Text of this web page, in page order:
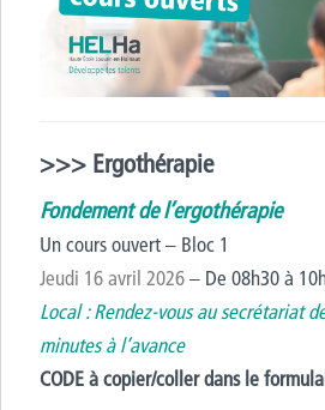
>>> Ergothérapie
Fondement de l’ergothérapie
Un cours ouvert – Bloc 1
Jeudi 16 avril 2026– De 08h30 à
Local : Rendez-vous au secrétariat
minutes à l’avance
CODE à copier/coller dans le